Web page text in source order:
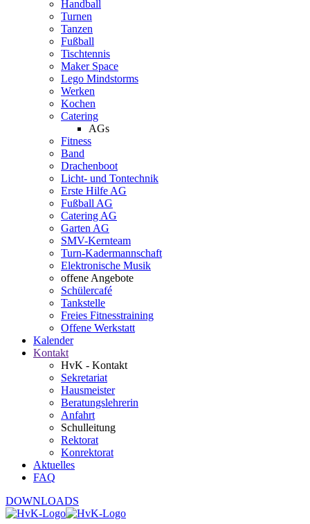
Handball
Turnen
Tanzen
Fußball
Tischtennis
Maker Space
Lego Mindstorms
Werken
Kochen
Catering
AGs
Fitness
Band
Drachenboot
Licht- und Tontechnik
Erste Hilfe AG
Fußball AG
Catering AG
Garten AG
SMV-Kernteam
Turn-Kadermannschaft
Elektronische Musik
offene Angebote
Schülercafé
Tankstelle
Freies Fitnesstraining
Offene Werkstatt
Kalender
Kontakt
HvK - Kontakt
Sekretariat
Hausmeister
Beratungslehrerin
Anfahrt
Schulleitung
Rektorat
Konrektorat
Aktuelles
FAQ
DOWNLOADS